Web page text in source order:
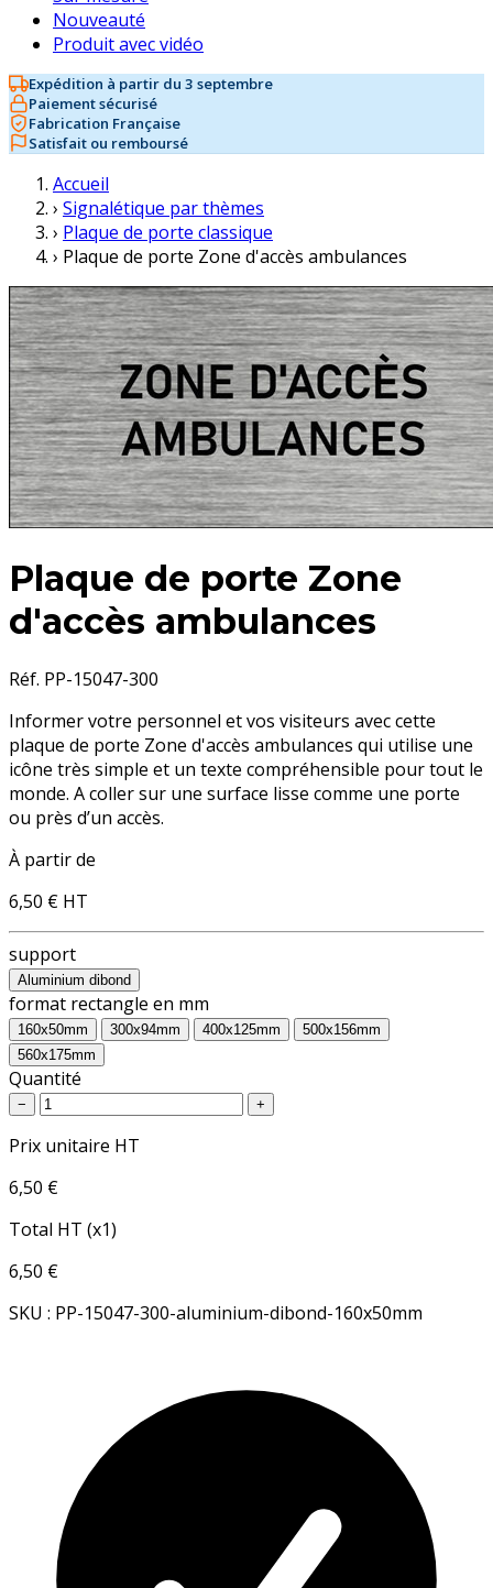
Nouveauté
Produit avec vidéo
Expédition à partir du 3 septembre
Paiement sécurisé
Fabrication Française
Satisfait ou remboursé
Accueil
› Signalétique par thèmes
› Plaque de porte classique
› Plaque de porte Zone d'accès ambulances
Plaque de porte Zone
d'accès ambulances
Réf. PP-15047-300
Informer votre personnel et vos visiteurs avec cette
plaque de porte Zone d'accès ambulances qui utilise une
icône très simple et un texte compréhensible pour tout le
monde. A coller sur une surface lisse comme une porte
ou près d’un accès.
À partir de
6,50 € HT
support
Aluminium dibond
format rectangle en mm
160x50mm 300x94mm 400x125mm
500x156mm
560x175mm
Quantité
− +
Prix unitaire HT
6,50 €
Total HT (x1)
6,50 €
SKU : PP-15047-300-aluminium-dibond-160x50mm